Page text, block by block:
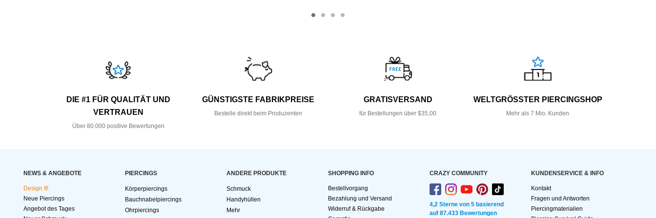
DIE #1 FÜR QUALITÄT UND
VERTRAUEN
Über 80.000 positive Bewertungen
GÜNSTIGSTE FABRIKPREISE
Bestelle direkt beim Produzenten
GRATISVERSAND
für Bestellungen über $35,00
WELTGRÖSSTER PIERCINGSHOP
Mehr als 7 Mio. Kunden
NEWS & ANGEBOTE
Design It!
Neue Piercings
Angebot des Tages
PIERCINGS
Körperpiercings
Bauchnabelpiercings
Ohrpiercings
ANDERE PRODUKTE
Schmuck
Handyhüllen
Mehr
SHOPPING INFO
Bestellvorgang
Bezahlung und Versand
Widerruf & Rückgabe
CRAZY COMMUNITY
4,2 Sterne von 5 basierend
auf 87.433 Bewertungen
KUNDEN­SERVICE & INFO
Kontakt
Fragen und Antworten
Piercingmaterialien